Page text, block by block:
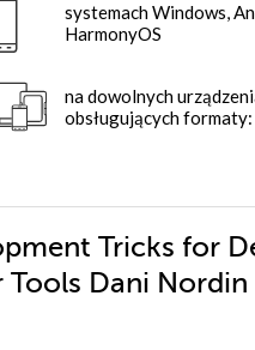
systemach Windows,
HarmonyOS
na dowolnych
obsługujących
Tricks for
Tools Dani Nordin